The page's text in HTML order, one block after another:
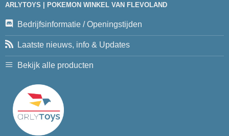
ARLYTOYS | POKEMON WINKEL VAN FLEVOLAND
Bedrijfsinformatie / Openingstijden
Laatste nieuws, info & Updates
Bekijk alle producten